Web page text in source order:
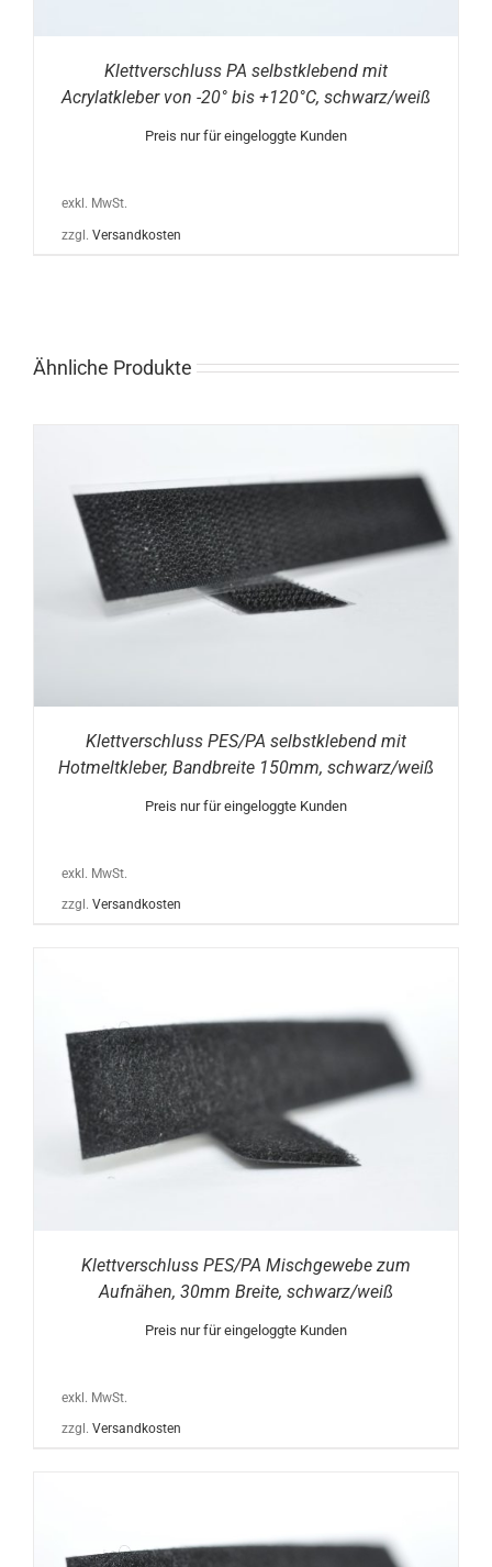
Klettverschluss PA selbstklebend mit
Acrylatkleber von -20° bis +120°C, schwarz/weiß
Preis nur für eingeloggte Kunden
exkl. MwSt.
zzgl. Versandkosten
Ähnliche Produkte
Klettverschluss PES/PA selbstklebend mit
Hotmeltkleber, Bandbreite 150mm, schwarz/weiß
Preis nur für eingeloggte Kunden
exkl. MwSt.
zzgl. Versandkosten
Klettverschluss PES/PA Mischgewebe zum
Aufnähen, 30mm Breite, schwarz/weiß
Preis nur für eingeloggte Kunden
exkl. MwSt.
zzgl. Versandkosten